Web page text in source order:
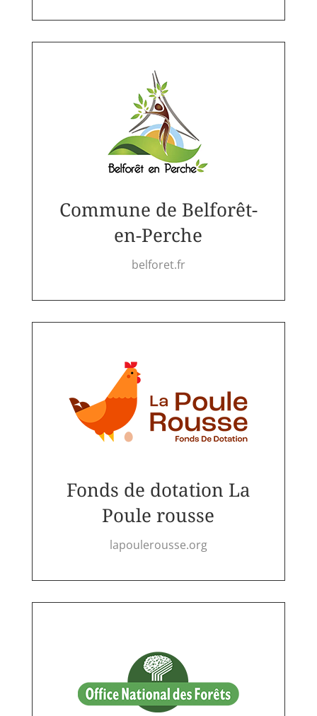
Commune de Belforêt-
en-Perche
belforet.fr
Fonds de dotation La
Poule rousse
lapoulerousse.org